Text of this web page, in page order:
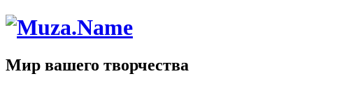
Мир вашего творчества